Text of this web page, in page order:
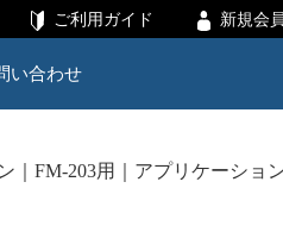
ご利用ガイド 新規会
い合わせ
FM-203用 アプリケーショ